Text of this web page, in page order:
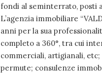
fondi al seminterrato, posti
L’agenzia immobiliare
anni per la sua
completo a 360°, tra cui
commerciali, artigianali,
permute; consulenze